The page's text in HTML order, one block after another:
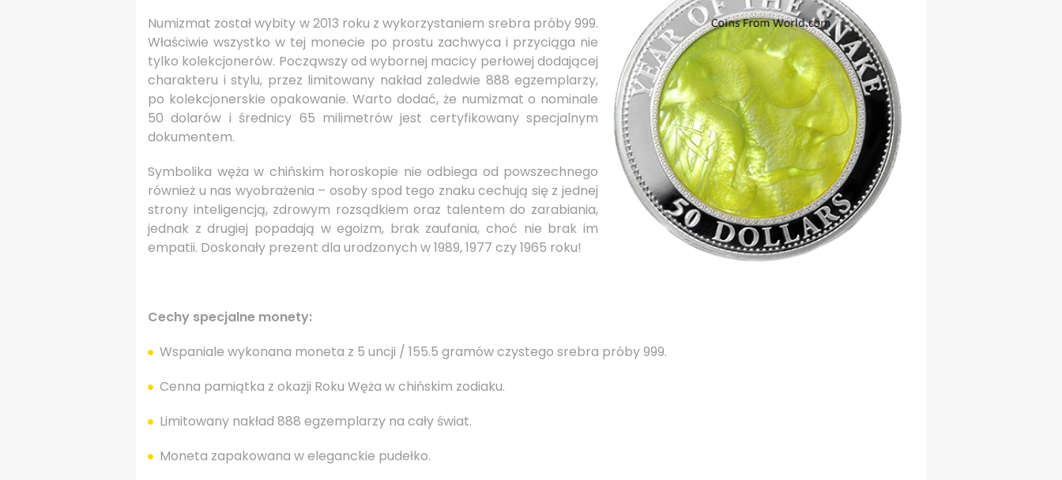
Numizmat został wybity w 2013 roku z wykorzystaniem srebra próby 999.
Właściwie wszystko w tej monecie po prostu zachwyca i przyciąga nie
tylko kolekcjonerów. Począwszy od wybornej macicy perłowej dodającej
charakteru i stylu, przez limitowany nakład zaledwie 888 egzemplarzy,
po kolekcjonerskie opakowanie. Warto dodać, że numizmat o nominale
50 dolarów i średnicy 65 milimetrów jest certyfikowany specjalnym
dokumentem.
Symbolika węża w chińskim horoskopie nie odbiega od powszechnego
również u nas wyobrażenia – osoby spod tego znaku cechują się z jednej
strony inteligencją, zdrowym rozsądkiem oraz talentem do zarabiania,
jednak z drugiej popadają w egoizm, brak zaufania, choć nie brak im
empatii. Doskonały prezent dla urodzonych w 1989, 1977 czy 1965 roku!
Cechy specjalne monety:
Wspaniale wykonana moneta z 5 uncji / 155.5 gramów czystego srebra próby 999.
Cenna pamiątka z okazji Roku Węża w chińskim zodiaku.
Limitowany nakład 888 egzemplarzy na cały świat.
Moneta zapakowana w eleganckie pudełko.